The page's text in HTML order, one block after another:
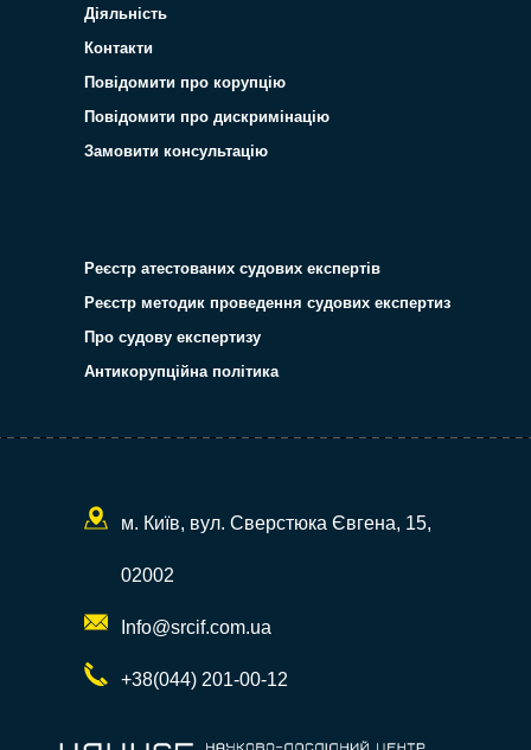
Діяльність
Контакти
Повідомити про корупцію
Повідомити про дискримінацію
Замовити консультацію
Реєстр атестованих судових експертів
Реєстр методик проведення судових експертиз
Про судову експертизу
Антикорупційна політика
м. Київ, вул. Сверстюка Євгена, 15,
02002
Info@srcif.com.ua
+38(044) 201-00-12